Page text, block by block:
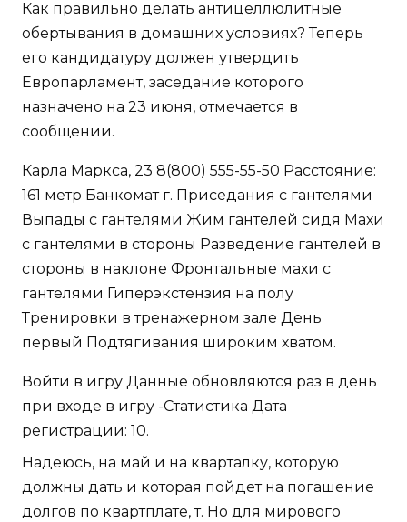
обертывания в домашних условиях? Теперь
Европарламент, заседание которого
назначено на 23 июня, отмечается в
сообщении.
Карла Маркса, 23 8(800) 555-55-50 Расстояние:
161 метр Банкомат г. Приседания с гантелями
Выпады с гантелями Жим гантелей сидя Махи
с гантелями в стороны Разведение гантелей в
стороны в наклоне Фронтальные махи с
гантелями Гиперэкстензия на полу
Тренировки в тренажерном зале День
первый Подтягивания широким хватом.
Войти в игру Данные обновляются раз в день
при входе в игру -Статистика Дата
регистрации: 10.
Надеюсь, на май и на кварталку, которую
должны дать и которая пойдет на погашение
долгов по квартплате, т. Но для мирового